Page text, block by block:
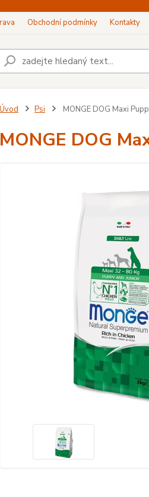
Obchodní podmínky Kontakty
Úvod Psi MONGE DOG Maxi
MONGE DOG